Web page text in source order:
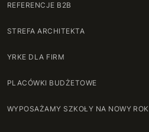
REFERENCJE B2B
STREFA ARCHITEKTA
YRKE DLA FIRM
PLACÓWKI BUDŻETOWE
WYPOSAŻAMY SZKOŁY NA NOWY ROK